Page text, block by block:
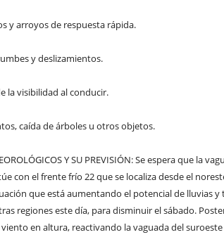
y arroyos de respuesta rápida.
y deslizamientos.
la visibilidad al conducir.
caída de árboles u otros objetos.
Y SU PREVISIÓN: Se espera que la
con el frente frío 22 que se localiza desde el
que está aumentando el potencial de lluvias
regiones este día, para disminuir el sábado.
en altura, reactivando la vaguada del